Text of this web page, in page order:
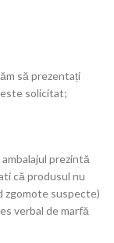
să prezentați
solicitat;
prezintă
că produsul nu
zgomote suspecte)
verbal de marfă